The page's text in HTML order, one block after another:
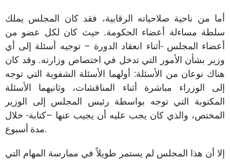
أما من ناحية صلاحياته الرقابية، فقد كان المجلس يملك
سلطة مساءلة أعضاء الحكومة. حيث كان لكل عضو من
أعضاء المجلس -أثناء انعقاد الدورة – توجيه أسئلة إلى أي
وزير بشأن الأمور التي تدخل في اختصاص وزارته. وقد كان
هناك نوعان من الأسئلة: أولهما الأسئلة الشفوية التي توجه
إلى الوزراء مباشرة أثناء المناقشات، وثانيهما الأسئلة
المكتوبة التي توجه بواسطة رئيس المجلس إلى الوزير
المختص، والذي كان يجب عليه أن يجيب عنها –كتابة- خلال
مدة أسبوع.
إلا أن هذا المجلس لم يستمر طويلاً في ممارسة المهام التي